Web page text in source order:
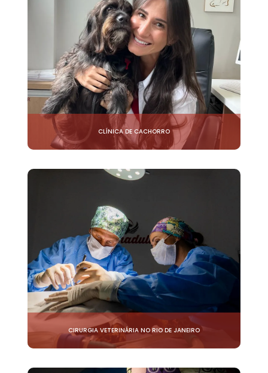
CLÍNICA DE CACHORRO
CIRURGIA VETERINÁRIA NO RIO DE JANEIRO